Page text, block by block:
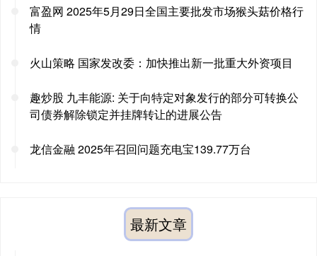
富盈网 2025年5月29日全国主要批发市场猴头菇价格行
情
火山策略 国家发改委：加快推出新一批重大外资项目
趣炒股 九丰能源: 关于向特定对象发行的部分可转换公
司债券解除锁定并挂牌转让的进展公告
龙信金融 2025年召回问题充电宝139.77万台
最新文章